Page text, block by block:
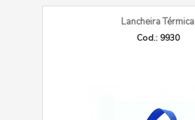
Lancheira Térmica
Cod.: 9930